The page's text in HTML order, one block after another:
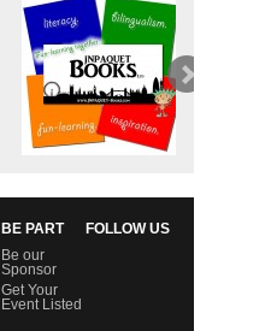
BE PART
Be our
Sponsor
Get Your
Event Listed
FOLLOW US